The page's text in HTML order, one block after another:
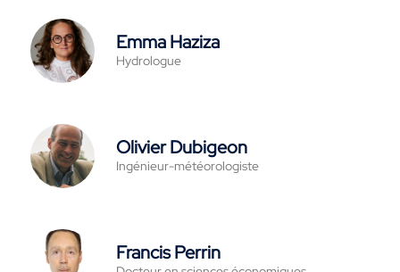
Emma Haziza
Hydrologue
Olivier Dubigeon
Ingénieur-météorologiste
Francis Perrin